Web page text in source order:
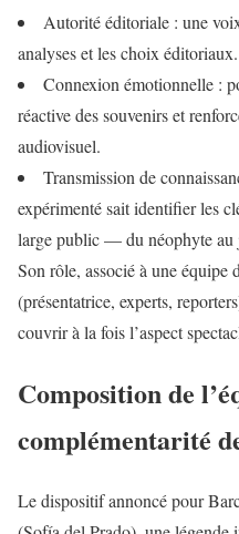
Autorité éditoriale : une
analyses et les choix éditoriaux.
Connexion émotionnelle :
réactive des souvenirs et
audiovisuel.
Transmission de
expérimenté sait identifier les
large public — du néophyte au
Son rôle, associé à une équipe
(présentatrice, experts,
couvrir à la fois l’aspect
Composition de
complémentarité
Le dispositif annoncé pour